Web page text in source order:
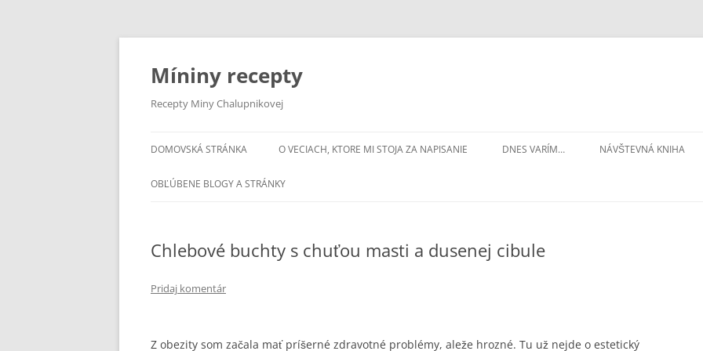
Preskočiť
obsah
Míniny recepty
Recepty Miny Chalupnikovej
DOMOVSKÁ STRÁNKA O VECIACH, KTORE MI STOJA ZA NAPISANIE DNES VARÍM… NÁVŠTEVNÁ KNIHA
OBĽÚBENE BLOGY A STRÁNKY
Chlebové buchty s chuťou masti a dusenej cibule
Pridaj komentár
Z obezity som začala mať príšerné zdravotné problémy, aleže hrozné. Tu už nejde o estetický